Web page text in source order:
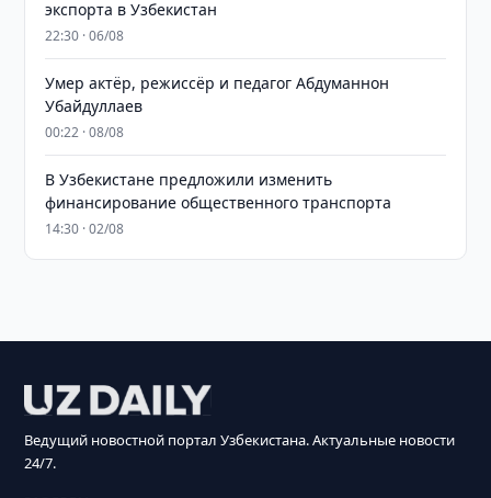
экспорта в Узбекистан
22:30 · 06/08
Умер актёр, режиссёр и педагог Абдуманнон
Убайдуллаев
00:22 · 08/08
В Узбекистане предложили изменить
финансирование общественного транспорта
14:30 · 02/08
Ведущий новостной портал Узбекистана. Актуальные новости
24/7.